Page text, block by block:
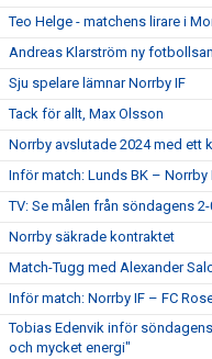
Teo Helge - matchens lirare i
Andreas Klarström ny
Sju spelare lämnar Norrby IF
Tack för allt, Max Olsson
Norrby avslutade 2024 med ett
Inför match: Lunds BK – Norrby
TV: Se målen från söndagens
Norrby säkrade kontraktet
Match-Tugg med Alexander
Inför match: Norrby IF – FC
Tobias Edenvik inför
och mycket energi"